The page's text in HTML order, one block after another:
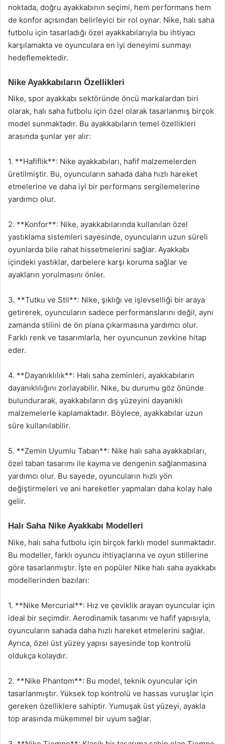
noktada, doğru ayakkabının seçimi, hem performans hem
de konfor açısından belirleyici bir rol oynar. Nike, halı saha
futbolu için tasarladığı özel ayakkabılarıyla bu ihtiyacı
karşılamakta ve oyunculara en iyi deneyimi sunmayı
hedeflemektedir.
Nike Ayakkabıların Özellikleri
Nike, spor ayakkabı sektöründe öncü markalardan biri
olarak, halı saha futbolu için özel olarak tasarlanmış birçok
model sunmaktadır. Bu ayakkabıların temel özellikleri
arasında şunlar yer alır:
1. **Hafiflik**: Nike ayakkabıları, hafif malzemelerden
üretilmiştir. Bu, oyuncuların sahada daha hızlı hareket
etmelerine ve daha iyi bir performans sergilemelerine
yardımcı olur.
2. **Konfor**: Nike, ayakkabılarında kullanılan özel
yastıklama sistemleri sayesinde, oyuncuların uzun süreli
oyunlarda bile rahat hissetmelerini sağlar. Ayakkabı
içindeki yastıklar, darbelere karşı koruma sağlar ve
ayakların yorulmasını önler.
3. **Tutku ve Stil**: Nike, şıklığı ve işlevselliği bir araya
getirerek, oyuncuların sadece performanslarını değil, aynı
zamanda stilini de ön plana çıkarmasına yardımcı olur.
Farklı renk ve tasarımlarla, her oyuncunun zevkine hitap
eder.
4. **Dayanıklılık**: Halı saha zeminleri, ayakkabıların
dayanıklılığını zorlayabilir. Nike, bu durumu göz önünde
bulundurarak, ayakkabıların dış yüzeyini dayanıklı
malzemelerle kaplamaktadır. Böylece, ayakkabılar uzun
süre kullanılabilir.
5. **Zemin Uyumlu Taban**: Nike halı saha ayakkabıları,
özel taban tasarımı ile kayma ve dengenin sağlanmasına
yardımcı olur. Bu sayede, oyuncuların hızlı yön
değiştirmeleri ve ani hareketler yapmaları daha kolay hale
gelir.
Halı Saha Nike Ayakkabı Modelleri
Nike, halı saha futbolu için birçok farklı model sunmaktadır.
Bu modeller, farklı oyuncu ihtiyaçlarına ve oyun stillerine
göre tasarlanmıştır. İşte en popüler Nike halı saha ayakkabı
modellerinden bazıları:
1. **Nike Mercurial**: Hız ve çeviklik arayan oyuncular için
ideal bir seçimdir. Aerodinamik tasarımı ve hafif yapısıyla,
oyuncuların sahada daha hızlı hareket etmelerini sağlar.
Ayrıca, özel üst yüzey yapısı sayesinde top kontrolü
oldukça kolaydır.
2. **Nike Phantom**: Bu model, teknik oyuncular için
tasarlanmıştır. Yüksek top kontrolü ve hassas vuruşlar için
gereken özelliklere sahiptir. Yumuşak üst yüzeyi, ayakla
top arasında mükemmel bir uyum sağlar.